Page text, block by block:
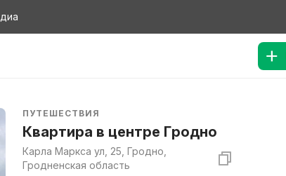
ПУТЕШЕСТВИЯ
Квартира в центре Гродно
Карла Маркса ул, 25, Гродно,
Гродненская область